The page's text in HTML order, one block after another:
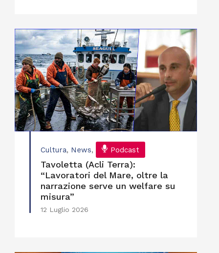
Cultura, News, Podcast
Tavoletta (Acli Terra):
“Lavoratori del Mare, oltre la
narrazione serve un welfare su
misura”
12 Luglio 2026